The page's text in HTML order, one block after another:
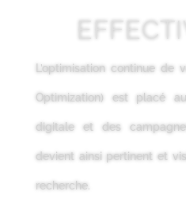
L’optimisation continue de
Optimization) est placé
digitale et des
devient ainsi pertinent et
recherche.